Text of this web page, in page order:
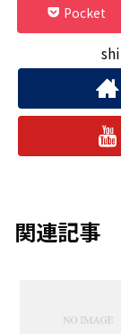
Pocket
関連記事